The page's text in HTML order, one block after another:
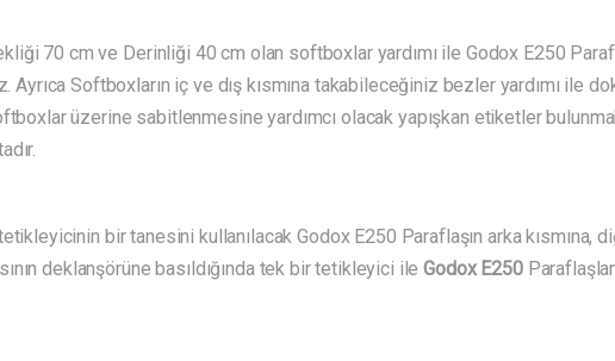
70 cm ve Derinliği 40 cm olan softboxlar yardımı ile Godox E250
Softboxların iç ve dış kısmına takabileceğiniz bezler yardımı ile
üzerine sabitlenmesine yardımcı olacak yapışkan etiketler
bir tanesini kullanılacak Godox E250 Paraflaşın arka kısmına,
deklanşörüne basıldığında tek bir tetikleyici ile Godox E250